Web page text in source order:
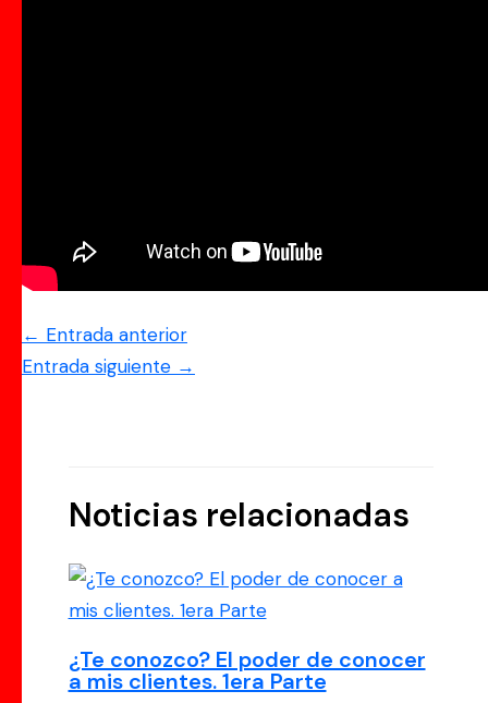
← Entrada anterior
Entrada siguiente →
Noticias relacionadas
¿Te conozco? El poder de conocer
a mis clientes. 1era Parte